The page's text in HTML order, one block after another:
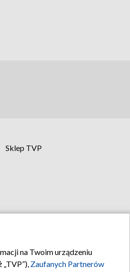
Sklep TVP
na Twoim urządzeniu
Zaufanych Partnerów